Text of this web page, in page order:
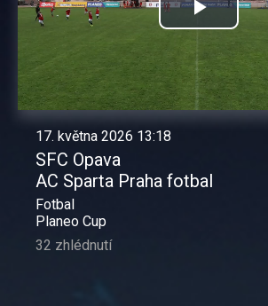
Přehrát
video
17. května 2026 13:18
SFC Opava
AC Sparta Praha fotbal
Fotbal
Planeo Cup
32 zhlédnutí